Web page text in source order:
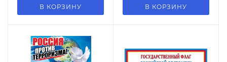
В КОРЗИНУ В КОРЗИНУ